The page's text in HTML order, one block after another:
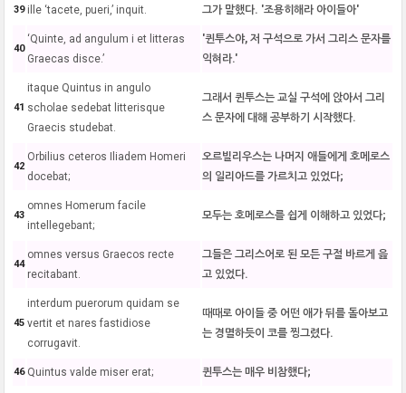
39 ille ‘tacete, pueri,’ inquit. 그가 말했다. '조용히해라 아이들아'
40
‘Quinte, ad angulum i et litteras
Graecas disce.’
'퀸투스야, 저 구석으로 가서 그리스 문자를
익혀라.'
41
itaque Quintus in angulo
scholae sedebat litterisque
Graecis studebat.
그래서 퀸투스는 교실 구석에 앉아서 그리
스 문자에 대해 공부하기 시작했다.
42
Orbilius ceteros Iliadem Homeri
docebat;
오르빌리우스는 나머지 애들에게 호메로스
의 일리아드를 가르치고 있었다;
43
omnes Homerum facile
intellegebant;
모두는 호메로스를 쉽게 이해하고 있었다;
44
omnes versus Graecos recte
recitabant.
그들은 그리스어로 된 모든 구절 바르게 읊
고 있었다.
45
interdum puerorum quidam se
vertit et nares fastidiose
corrugavit.
때때로 아이들 중 어떤 애가 뒤를 돌아보고
는 경멸하듯이 코를 찡그렸다.
46 Quintus valde miser erat; 퀸투스는 매우 비참했다;